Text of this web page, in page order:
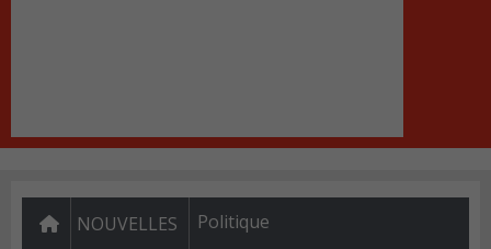
NOUVELLES Politique